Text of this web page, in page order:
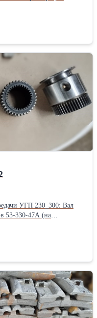
смазочно-
в системах станков
МПа (63 кгс/см2),
температуре окружающей
53-330-47А (на
50.330.31 (на УГП
Шестерня I
Шестерня заднего хода
хода) 53-330-64
Клапан плавного
50-330-83А Диск
коробка 50-345-
питательный 53-359-00
Втулка 53-336-02_2